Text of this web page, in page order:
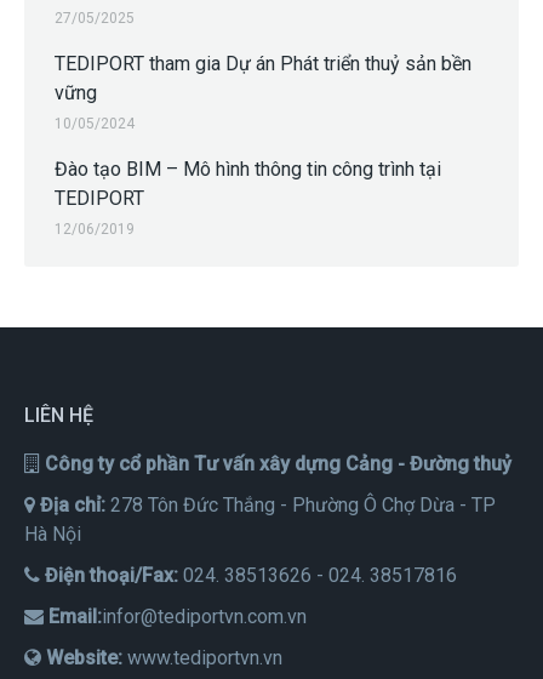
27/05/2025
TEDIPORT tham gia Dự án Phát triển thuỷ sản bền
vững
10/05/2024
Đào tạo BIM – Mô hình thông tin công trình tại
TEDIPORT
12/06/2019
LIÊN HỆ
Công ty cổ phần Tư vấn xây dựng Cảng - Đường thuỷ
Địa chỉ: 278 Tôn Đức Thắng - Phường Ô Chợ Dừa - TP
Hà Nội
Điện thoại/Fax: 024. 38513626 - 024. 38517816
Email:infor@tediportvn.com.vn
Website: www.tediportvn.vn